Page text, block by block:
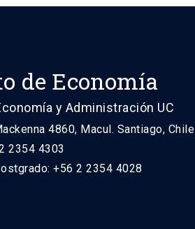
de Economía
y Administración UC
4860, Macul. Santiago, Chile
2354 4303
+56 2 2354 4028